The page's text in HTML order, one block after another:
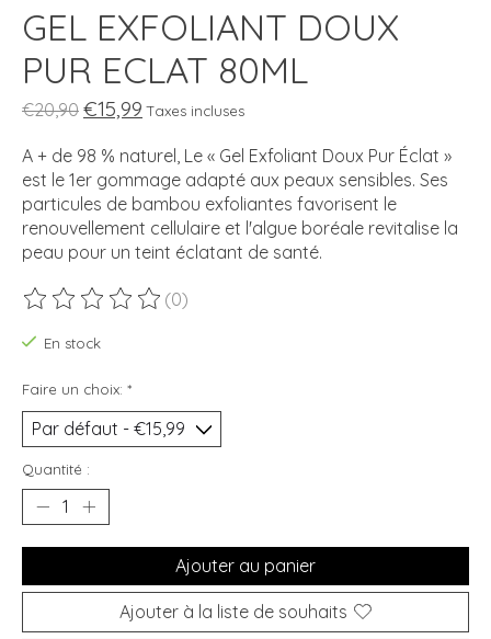
GEL EXFOLIANT DOUX
PUR ECLAT 80ML
€20,90 €15,99 Taxes incluses
A + de 98 % naturel, Le « Gel Exfoliant Doux Pur Éclat »
est le 1er gommage adapté aux peaux sensibles. Ses
particules de bambou exfoliantes favorisent le
renouvellement cellulaire et l'algue boréale revitalise la
peau pour un teint éclatant de santé.
Ce produit est évalué à
(0)
En stock
Faire un choix: *
Quantité :
Ajouter au panier
Ajouter à la liste de souhaits